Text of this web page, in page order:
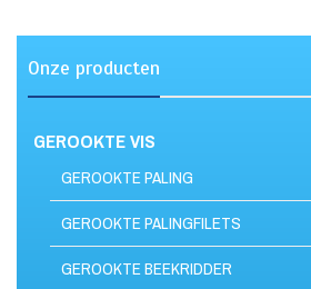
Onze producten
GEROOKTE VIS
GEROOKTE PALING
GEROOKTE PALINGFILETS
GEROOKTE BEEKRIDDER